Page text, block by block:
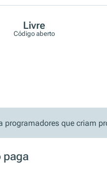
Livre
Código aberto
programadores que criam
paga